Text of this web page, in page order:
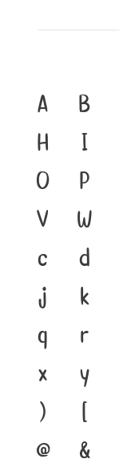
A B
H
I
O
P
V
W
c
d
j
k
q
r
x
y
)
[
@
&